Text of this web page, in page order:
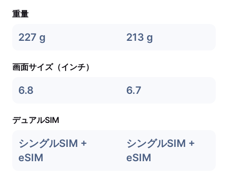
重量
227 g 213 g
画面サイズ（インチ）
6.8 6.7
デュアルSIM
シングルSIM +
eSIM
シングルSIM +
eSIM